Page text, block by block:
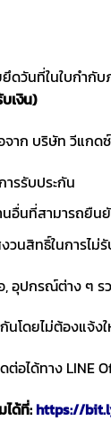
วันที่ในใบกำกับ
เงิน)
าก บริษัท วีแกด
ารรับประกัน
นที่สามารถยื
นสิทธิ์ในการไม่
อุปกรณ์ต่าง ๆ
นโดยไม่ต้องแจ้ง
ได้ทาง LINE
ได้ที่:https://